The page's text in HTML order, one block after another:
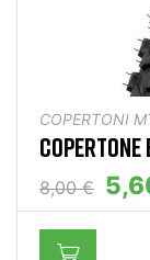
COPERTONI
8,00 €